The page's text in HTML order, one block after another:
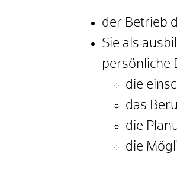
der Betrieb
Sie als
persönliche
die
das
die
die